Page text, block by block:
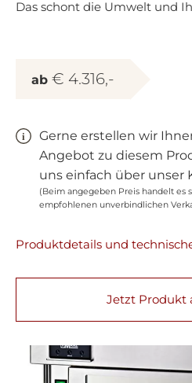
Das schont die Umwelt und
ab € 4.316,-
Gerne erstellen wir
Angebot zu diesem
uns einfach über unser
(Beim angegeben Preis handelt es
empfohlenen unverbindlichen
Produktdetails und
Jetzt Produkt